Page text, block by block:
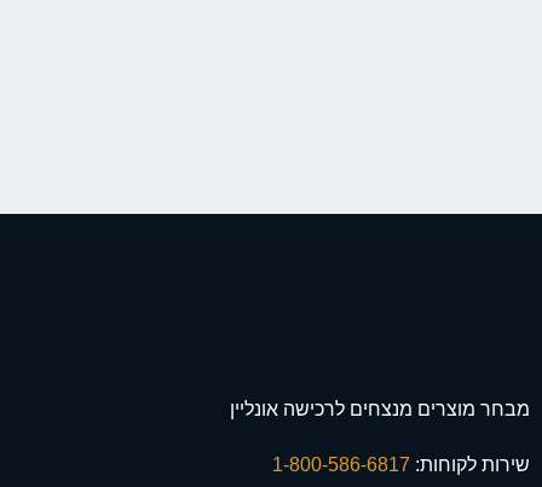
מבחר מוצרים מנצחים לרכישה אונליין
שירות לקוחות: